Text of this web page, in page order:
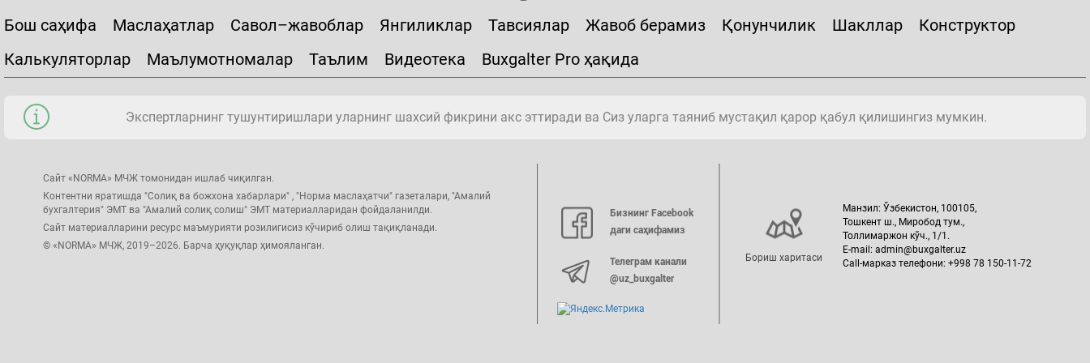
Бош саҳифа Маслаҳатлар Савол–жавоблар Янгиликлар Тавсиялар Жавоб берамиз Қонунчилик Шакллар
Конструктор
Калькуляторлар
Маълумотномалар Таълим Видеотека Buxgalter Pro ҳақида
Экспертларнинг тушунтиришлари уларнинг шахсий фикрини акс эттиради ва Сиз уларга таяниб мустақил қарор қабул қилишингиз мумкин.
Сайт «NORMA» МЧЖ томонидан ишлаб чиқилган.
Контентни яратишда "Солиқ ва божхона хабарлари" , "Норма маслаҳатчи" газеталари, "Амалий
бухгалтерия" ЭМТ ва "Амалий солиқ солиш" ЭМТ материалларидан фойдаланилди.
Сайт материалларини ресурс маъмурияти розилигисиз кўчириб олиш тақиқланади.
© «NORMA» МЧЖ, 2019–2026. Барча ҳуқуқлар ҳимояланган.
Бизнинг Facebook
даги саҳифамиз
Телеграм канали
@uz_buxgalter
Бориш харитаси
Манзил: Ўзбекистон, 100105,
Тошкент ш., Миробод тум.,
Толлимаржон кўч., 1/1.
E-mail: admin@buxgalter.uz
Call-марказ телефони: +998 78 150-11-72